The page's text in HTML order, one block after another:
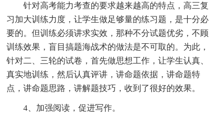
针对高考能力考查的要求越来越高的特点，高三复
习加大训练力度，让学生做足够量的练习题，是十分必
要的。但训练必须讲求实效，那种不分试题优劣，不顾
训练效果，盲目搞题海战术的做法是不可取的。为此，
针对二、三轮的试卷，首先做思想工作，让学生认真、
真实地训练，然后认真评讲，讲命题依据，讲命题特
点，讲命题思路，讲解题技巧，收到了很好的效果。
4、加强阅读，促进写作。